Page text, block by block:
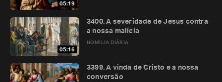
05:19
05:16
HOMILIA DIÁRIA
3400. A severidade de Jesus contra
a nossa malícia
3399. A vinda de Cristo e a nossa
conversão